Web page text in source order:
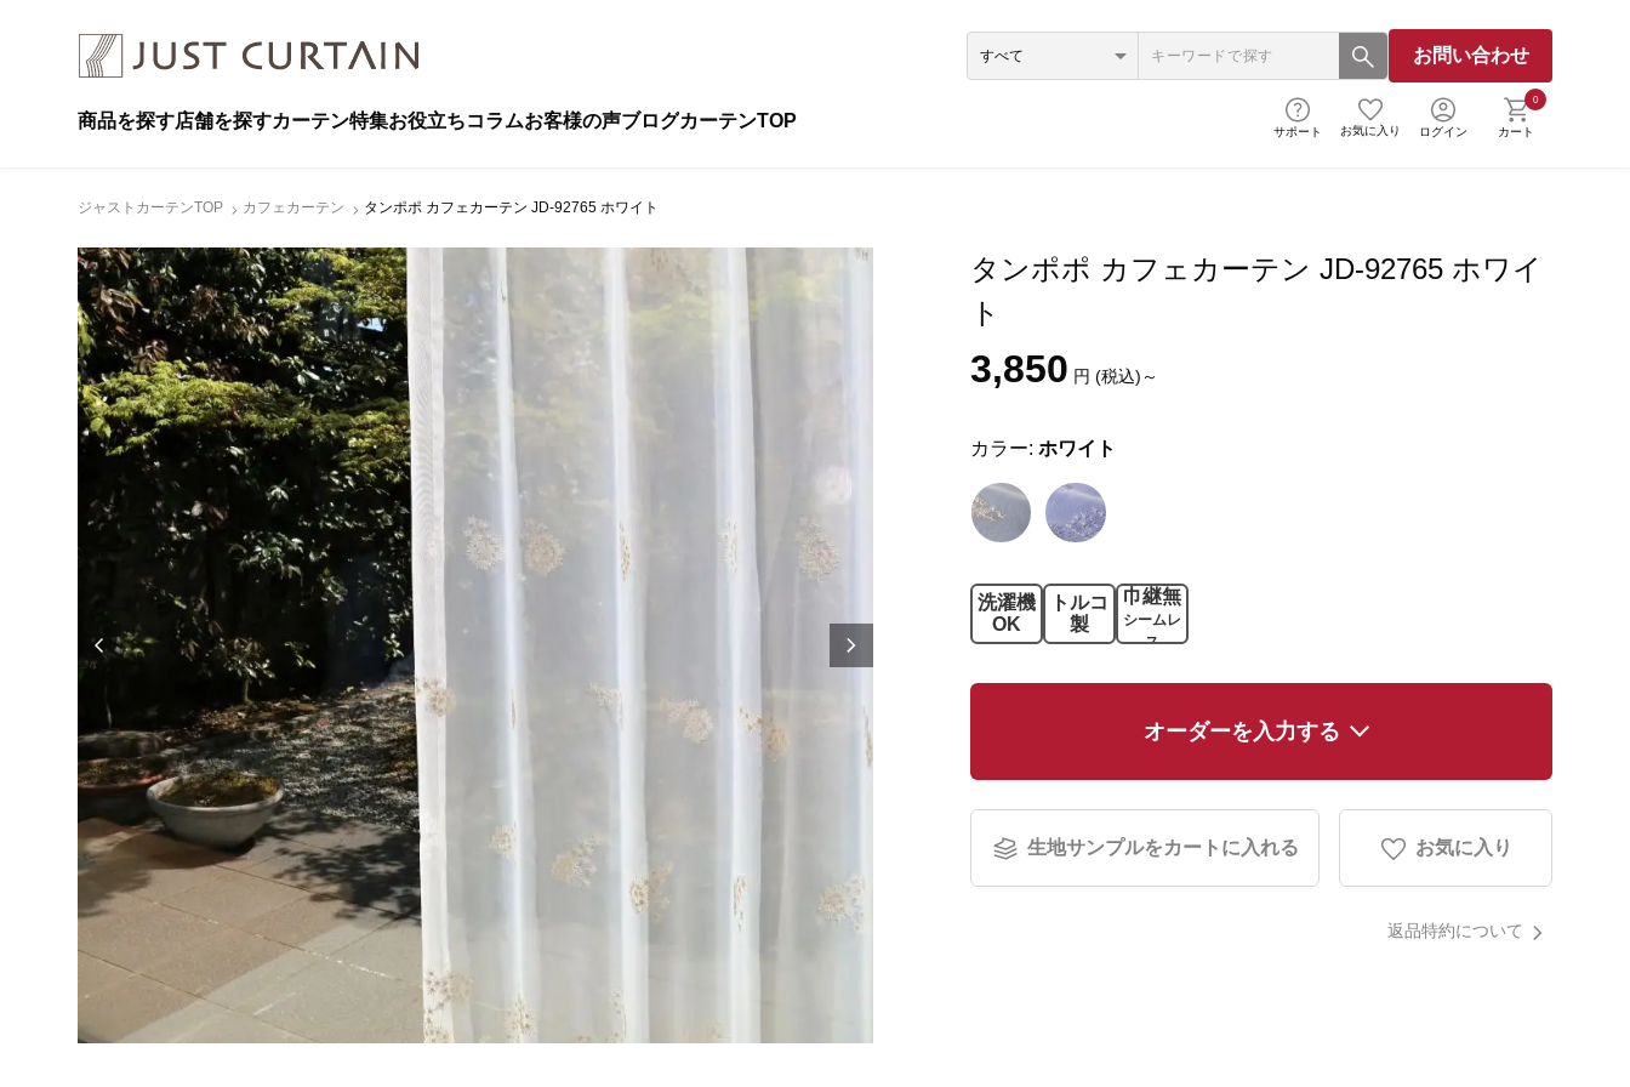
お問い合わせ
商品を探す店舗を探すカーテン特集お役立ちコラムお客様の声ブログカーテンTOP
サポート お気に入り ログイン
0
カート
ジャストカーテンTOP カフェカーテン タンポポ カフェカーテン JD-92765 ホワイト
タンポポ カフェカーテン JD-92765 ホワイ
ト
3,850 円 (税込)～
カラー: ホワイト
洗濯機
OK
トルコ
製
巾継無
シームレ
ス
オーダーを入力する
生地サンプルをカートに入れる お気に入り
返品特約について